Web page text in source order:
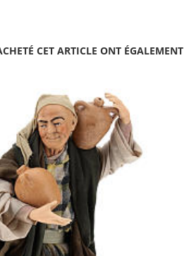
CET ARTICLE ONT ÉGALEMENT